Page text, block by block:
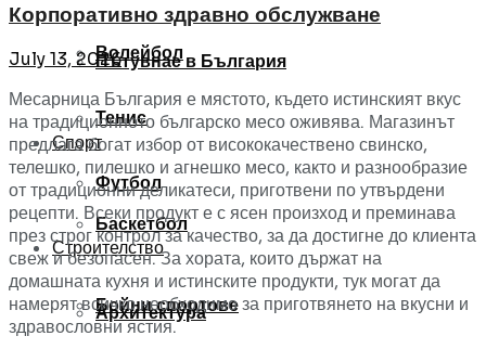
Пътувнае в България
Спорт
Баскетбол
Бойни спортове
Волейбол
Тенис
Футбол
Строителство
Архитектура
Корпоративно здравно обслужване
July 13, 2026
Месарница България е мястото, където истинският вкус
на традиционното българско месо оживява. Магазинът
предлага богат избор от висококачествено свинско,
телешко, пилешко и агнешко месо, както и разнообразие
от традиционни деликатеси, приготвени по утвърдени
рецепти. Всеки продукт е с ясен произход и преминава
през строг контрол за качество, за да достигне до клиента
свеж и безопасен. За хората, които държат на
домашната кухня и истинските продукти, тук могат да
намерят всичко необходимо за приготвянето на вкусни и
здравословни ястия.